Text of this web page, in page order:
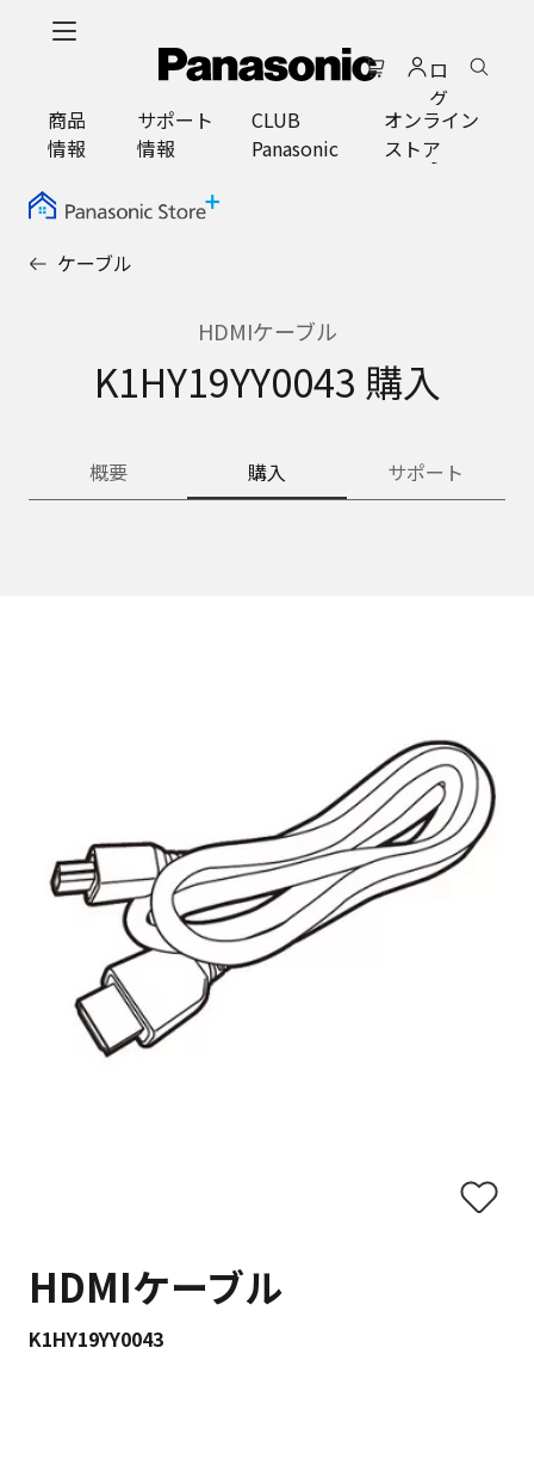
ロ
グ
イ
ン
商品
情報
サポート
情報
CLUB
Panasonic
オンライン
ストア
ケーブル
HDMIケーブル
K1HY19YY0043 購入
概要 購入 サポート
HDMIケーブル
K1HY19YY0043